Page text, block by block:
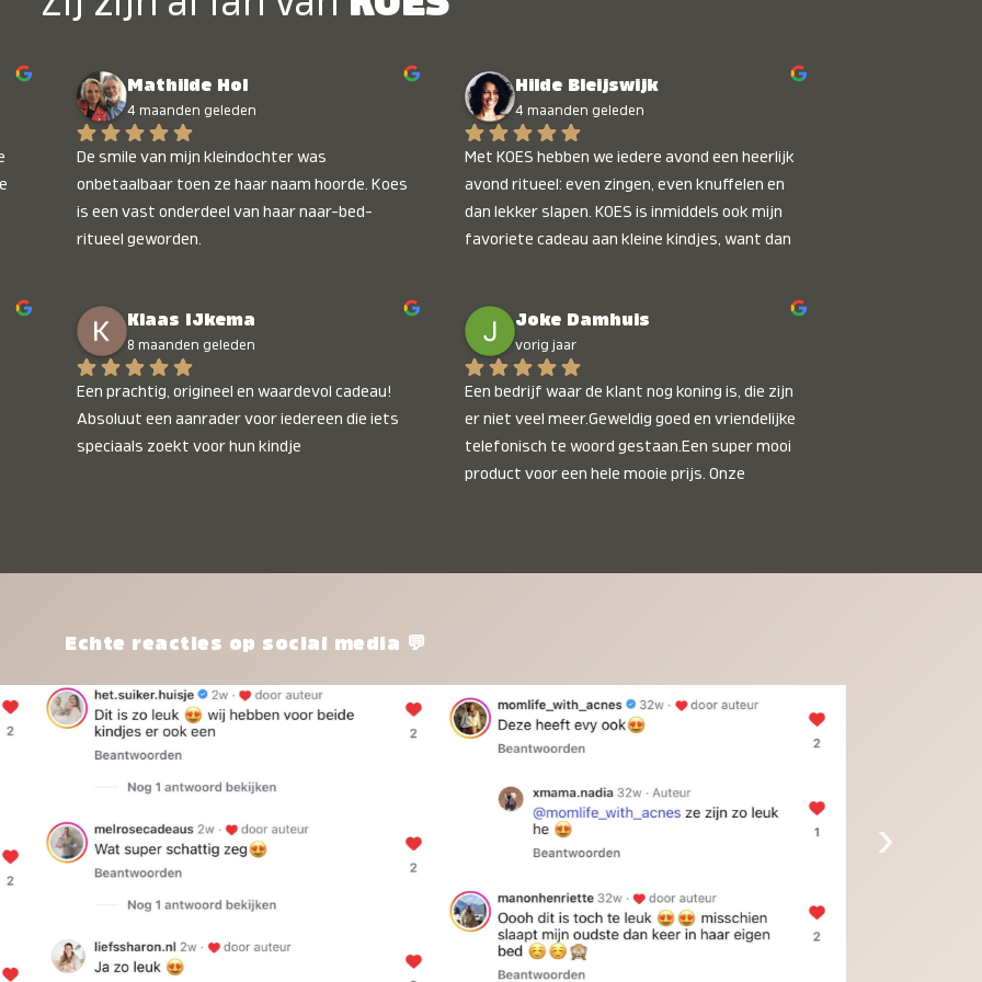
Mathilde Hol
4 maanden geleden
De smile van mijn kleindochter was
onbetaalbaar toen ze haar naam hoorde. Koes
is een vast onderdeel van haar naar-bed-
ritueel geworden.
Hilde Bleijswijk
4 maanden geleden
Met KOES hebben we iedere avond een heerlijk
avond ritueel: even zingen, even knuffelen en
dan lekker slapen. KOES is inmiddels ook mijn
favoriete cadeau aan kleine kindjes, want dan
onbetaalbaar :)
Klaas IJkema
8 maanden geleden
Een prachtig, origineel en waardevol cadeau!
Absoluut een aanrader voor iedereen die iets
speciaals zoekt voor hun kindje
Joke Damhuis
vorig jaar
Een bedrijf waar de klant nog koning is, die zijn
er niet veel meer.Geweldig goed en vriendelijke
telefonisch te woord gestaan.Een super mooi
product voor een hele mooie prijs. Onze
Echte reacties op social media 💬
›